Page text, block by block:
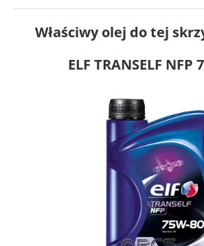
Właściwy olej do tej
ELF TRANSELF NFP